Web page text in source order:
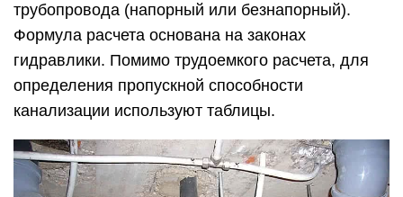
трубопровода (напорный или безнапорный).
Формула расчета основана на законах
гидравлики. Помимо трудоемкого расчета, для
определения пропускной способности
канализации используют таблицы.